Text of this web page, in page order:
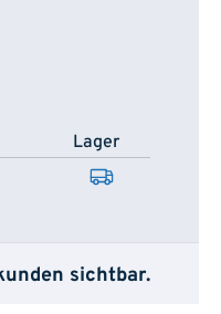
Lager
sichtbar.